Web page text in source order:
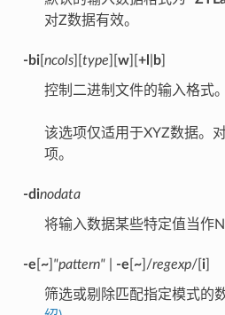
对Z数据有效。
-bi[ ncols][ type w][ +l b]
控制二进制文件的输入格式。
该选项仅适用于XYZ数据。
项。
-dinodata
将输入数据某些特定值当作
-e ~] "pattern"| -e ~]/regexp/[ i]
筛选或剔除匹配指定模式的